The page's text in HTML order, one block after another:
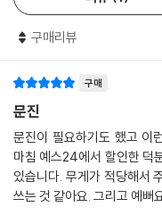
구매리뷰
구매
문진
문진이 필요하기도 했고 이
마침 예스24에서 할인한 덕
있습니다. 무게가 적당해서
쓰는 것 같아요. 그리고 예뻐